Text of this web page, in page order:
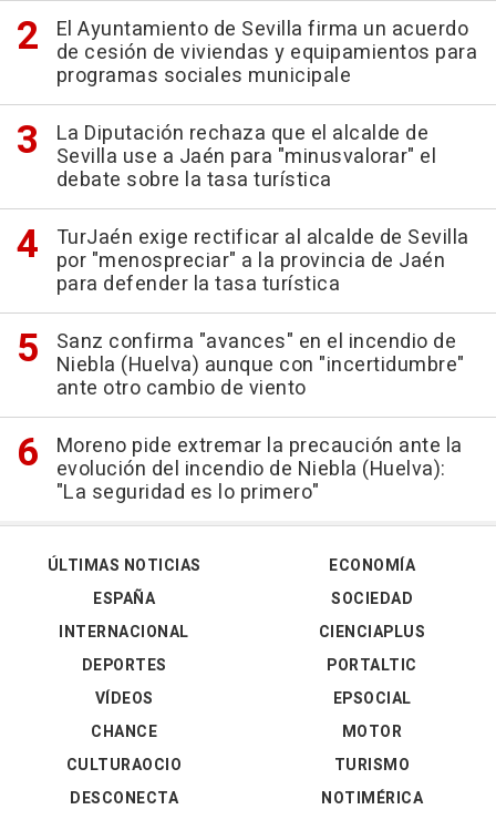
El Ayuntamiento de Sevilla firma un acuerdo
de cesión de viviendas y equipamientos para
programas sociales municipale
La Diputación rechaza que el alcalde de
Sevilla use a Jaén para "minusvalorar" el
debate sobre la tasa turística
TurJaén exige rectificar al alcalde de Sevilla
por "menospreciar" a la provincia de Jaén
para defender la tasa turística
Sanz confirma "avances" en el incendio de
Niebla (Huelva) aunque con "incertidumbre"
ante otro cambio de viento
Moreno pide extremar la precaución ante la
evolución del incendio de Niebla (Huelva):
"La seguridad es lo primero"
ÚLTIMAS NOTICIAS
ESPAÑA
INTERNACIONAL
DEPORTES
VÍDEOS
ECONOMÍA
SOCIEDAD
CIENCIAPLUS
PORTALTIC
EPSOCIAL
CHANCE
CULTURAOCIO
DESCONECTA
MOTOR
TURISMO
NOTIMÉRICA